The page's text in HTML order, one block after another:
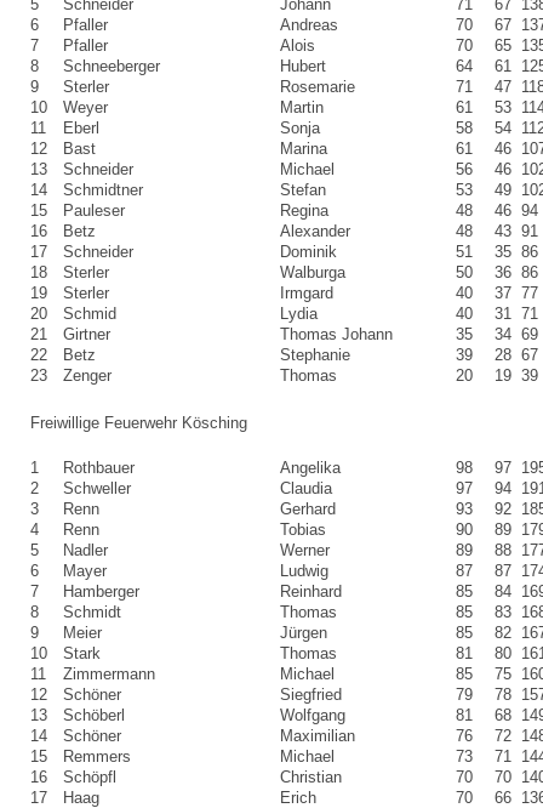
5
Schneider Johann 71 67
6
Pfaller Andreas 70 67
7
Pfaller Alois 70 65
8
Schneeberger Hubert 64 61
9
Sterler Rosemarie 71 47
10
Weyer Martin 61 53
11
Eberl Sonja 58 54
12
Bast Marina 61 46
13
Schneider Michael 56 46
14
Schmidtner Stefan 53 49
15
Pauleser Regina 48 46 94
16
Betz Alexander 48 43 91
17
Schneider Dominik 51 35 86
18
Sterler Walburga 50 36 86
19
Sterler Irmgard 40 37 77
20
Schmid Lydia 40 31
71
21
Girtner Thomas Johann 35 34 69
22
Betz Stephanie 39 28 67
23
Zenger Thomas 20 19 39
Freiwillige Feuerwehr Kösching
1 Rothbauer Angelika 98 97
2
Schweller Claudia 97 94
3
Renn Gerhard 93 92
4
Renn Tobias 90 89
5
Nadler Werner 89 88
6
Mayer Ludwig 87 87
7
Hamberger Reinhard 85 84
8
Schmidt Thomas 85 83
9
Meier Jürgen 85 82
10
Stark Thomas 81 80
11
Zimmermann Michael 85 75
12
Schöner Siegfried 79 78
13
Schöberl Wolfgang 81 68
14
Schöner Maximilian 76 72
15
Remmers Michael 73 71
16
Schöpfl Christian 70 70
17
Haag Erich 70 66